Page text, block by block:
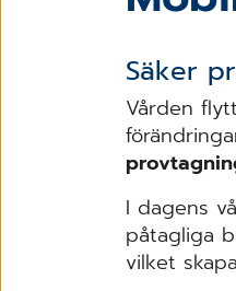
Säker
Vården
I dagens
påtagliga
vilket